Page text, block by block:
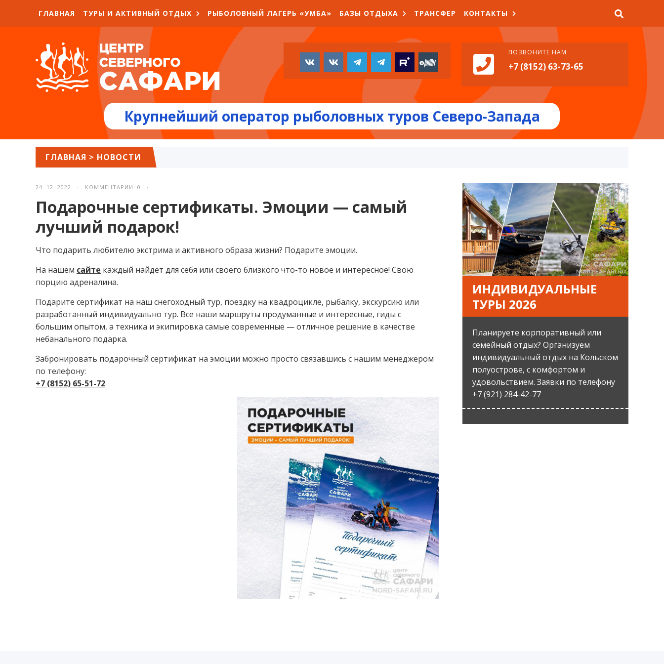
ГЛАВНАЯ ТУРЫ И АКТИВНЫЙ ОТДЫХ РЫБОЛОВНЫЙ ЛАГЕРЬ «УМБА» БАЗЫ ОТДЫХА ТРАНСФЕР КОНТАКТЫ
ПОЗВОНИТЕ НАМ
+7 (8152) 63-73-65
Крупнейший оператор рыболовных туров Северо-Запада
ГЛАВНАЯ > НОВОСТИ
24. 12. 2022 · КОММЕНТАРИИ: 0 ·
Подарочные сертификаты. Эмоции — самый
лучший подарок!
Что подарить любителю экстрима и активного образа жизни? Подарите эмоции.
На нашем сайте каждый найдёт для себя или своего близкого что-то новое и интересное!⁣⁣ Свою
порцию адреналина.
Подарите сертификат на наш снегоходный тур, поездку на квадроцикле, рыбалку, экскурсию или
разработанный индивидуально тур. Все наши маршруты продуманные и интересные, гиды с
большим опытом, а техника и экипировка самые современные — отличное решение в качестве
небанального подарка.
Забронировать подарочный сертификат на эмоции можно просто связавшись с нашим менеджером
по телефону⁣⁣:
+7 (8152) 65-51-72⁣⁣
ИНДИВИДУАЛЬНЫЕ
ТУРЫ 2026
Планируете корпоративный или
семейный отдых? Организуем
индивидуальный отдых на Кольском
полуострове, с комфортом и
удовольствием. Заявки по телефону
+7 (921) 284-42-77